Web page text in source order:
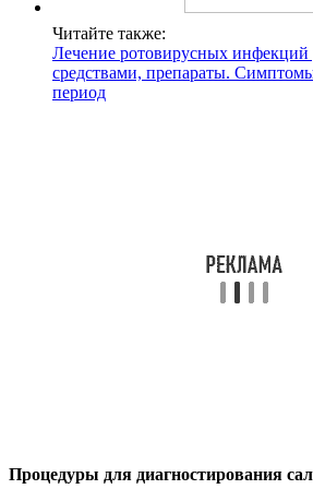
Читайте также:
Лечение ротовирусных
средствами, препараты.
период
Процедуры для диагностирования